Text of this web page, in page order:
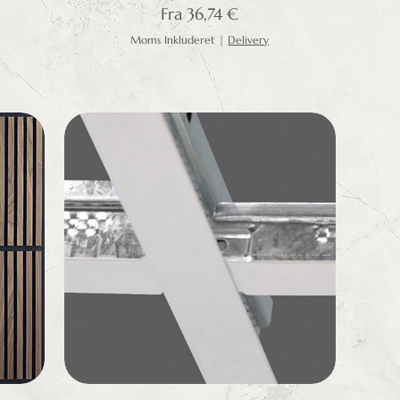
Fra36,74 €
Salgspris
Moms Inkluderet | Delivery